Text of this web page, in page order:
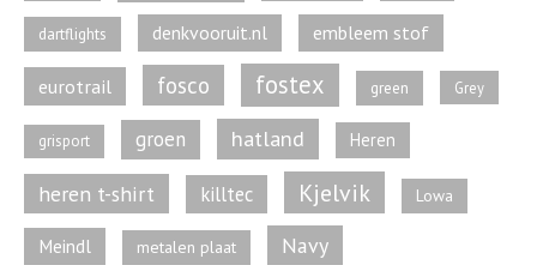
dartflights denkvooruit.nl embleem stof
eurotrail fosco fostex green Grey
grisport groen hatland Heren
heren t-shirt killtec Kjelvik Lowa
Meindl metalen plaat Navy